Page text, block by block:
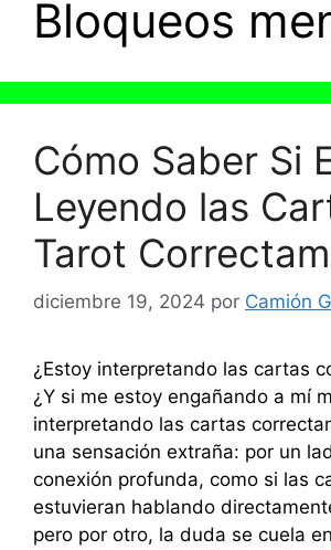
Bloqueos
Cómo Saber Si
Leyendo las
Tarot
diciembre 19, 2024 por Camión
¿Estoy interpretando las cartas
¿Y si me estoy engañando a mí
interpretando las cartas
una sensación extraña: por un
conexión profunda, como si las
estuvieran hablando
pero por otro, la duda se cuela